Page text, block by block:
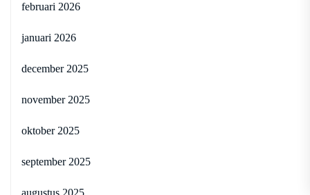
februari 2026
januari 2026
december 2025
november 2025
oktober 2025
september 2025